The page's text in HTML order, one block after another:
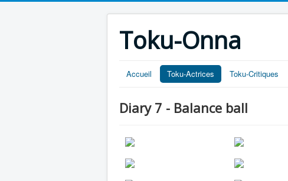
Toku-Onna
Accueil Toku-Actrices Toku-Critiques
Diary 7 - Balance ball